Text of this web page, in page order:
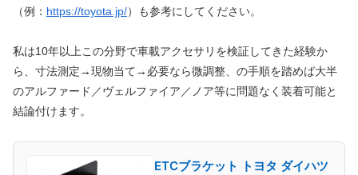
（例： https://toyota.jp/）も参考にしてください。
私は10年以上この分野で車載アクセサリを検証してきた経験か
ら、寸法測定→現物当て→必要なら微調整、の手順を踏めば大半
のアルファード／ヴェルファイア／ノア等に問題なく装着可能と
結論付けます。
ETCブラケット トヨタ ダイハツ